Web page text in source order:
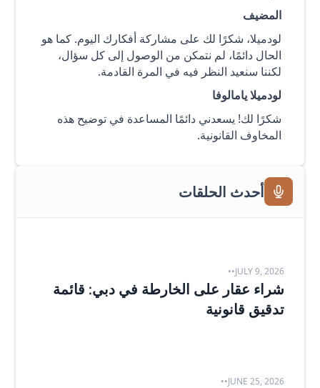
المضيف
لودميلا، شكرًا لك على مشاركة أفكارك اليوم. كما هو
الحال دائمًا، لم نتمكن من الوصول إلى كل سؤال،
لكننا سنعيد النظر فيه في المرة القادمة.
لودميلا يامالوفا
شكرًا لك! يسعدني دائمًا المساعدة في توضيح هذه
المخاوف القانونية.
أحدث الحلقات
JULY 9, 2026
•
•
شراء عقار على الخارطة في دبي: قائمة
تدقيق قانونية
JUNE 25, 2026
•
•